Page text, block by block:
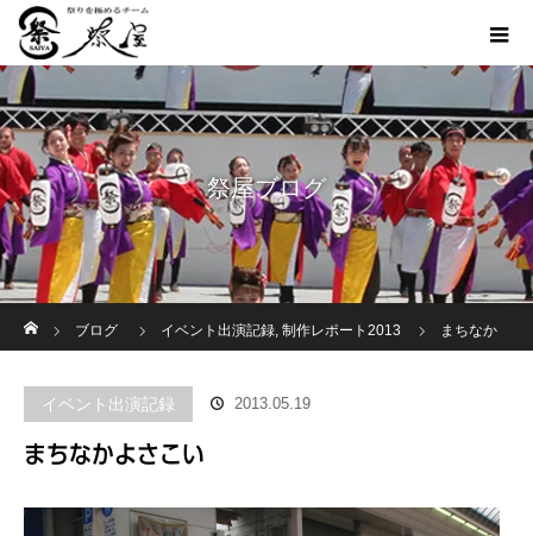
祭屋ブログ
ブログ
イベント出演記録, 制作レポート2013 まちなか
イベント出演記録 2013.05.19
まちなかよさこい